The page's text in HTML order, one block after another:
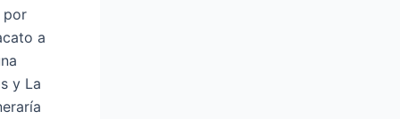
por
a
y La